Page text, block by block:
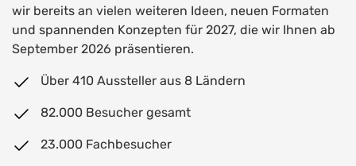
wir bereits an vielen weiteren Ideen, neuen Formaten
und spannenden Konzepten für 2027, die wir Ihnen ab
September 2026 präsentieren.
Über 410 Aussteller aus 8 Ländern
82.000 Besucher gesamt
23.000 Fachbesucher